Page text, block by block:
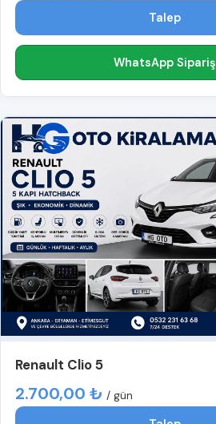
Talep
WhatsApp Sipariş
Renault Clio 5
2.700,00 ₺ / gün